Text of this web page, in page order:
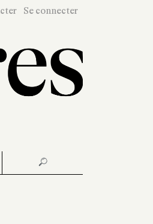
Se connecter
🔎